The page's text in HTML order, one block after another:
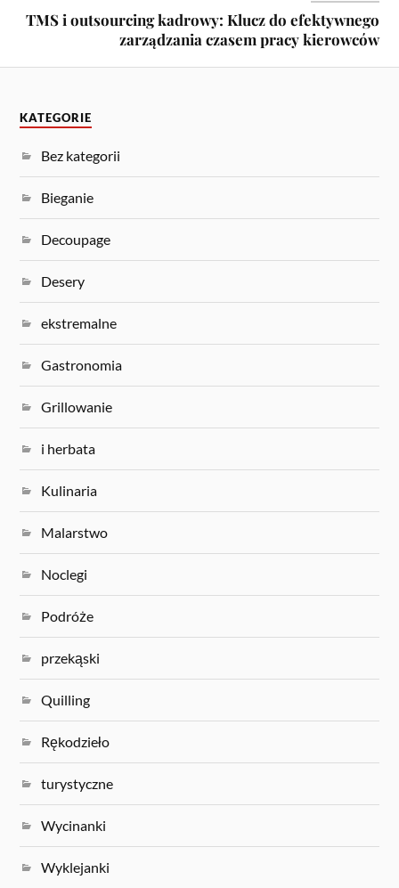
TMS i outsourcing kadrowy: Klucz do efektywnego
zarządzania czasem pracy kierowców
KATEGORIE
Bez kategorii
Bieganie
Decoupage
Desery
ekstremalne
Gastronomia
Grillowanie
i herbata
Kulinaria
Malarstwo
Noclegi
Podróże
przekąski
Quilling
Rękodzieło
turystyczne
Wycinanki
Wyklejanki